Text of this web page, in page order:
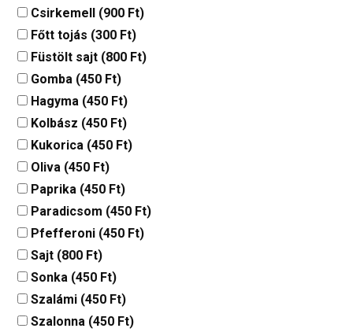
Csirkemell (900 Ft)
Főtt tojás (300 Ft)
Füstölt sajt (800 Ft)
Gomba (450 Ft)
Hagyma (450 Ft)
Kolbász (450 Ft)
Kukorica (450 Ft)
Oliva (450 Ft)
Paprika (450 Ft)
Paradicsom (450 Ft)
Pfefferoni (450 Ft)
Sajt (800 Ft)
Sonka (450 Ft)
Szalámi (450 Ft)
Szalonna (450 Ft)